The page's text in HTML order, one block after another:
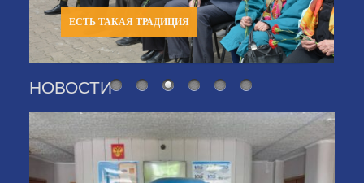
ЕСТЬ ТАКАЯ ТРАДИЦИЯ
НОВОСТИ